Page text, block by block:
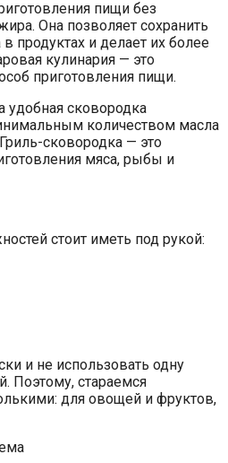
пищи без
Она позволяет сохранить
продуктах и делает их более
кулинария — это
приготовления пищи.
удобная сковородка
количеством масла
сковородка — это
мяса, рыбы и
стоит иметь под рукой:
и не использовать одну
Поэтому, стараемся
для овощей и фруктов,